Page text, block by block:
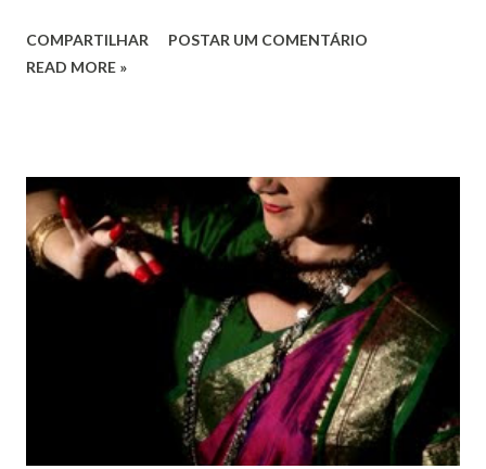
em todos os lugares. Este ano, o foco é sobre os direitos
Estes direitos humanos – os direitos à liberdade de opinião
e de expressão, de reunião pacífica e de associação, e de
participar no governo (artigos 19, 20 e 21 da Declaração
Universal dos Direitos Humanos ) – têm estado no centro
das mudanças históricas no mundo árabe nos últimos dois
anos, em que milhões foram às ruas para exigir mudanças.
Em outras partes do mundo, os “99%” fizeram suas vozes
serem ouvidas através ...
COMPARTILHAR
POSTAR UM COMENTÁRIO
READ MORE »